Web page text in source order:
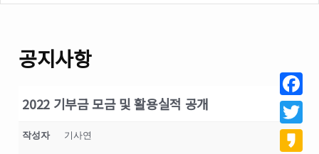
공지사항
2022 기부금 모금 및 활용실적 공개
작성자 기사연 Twitter